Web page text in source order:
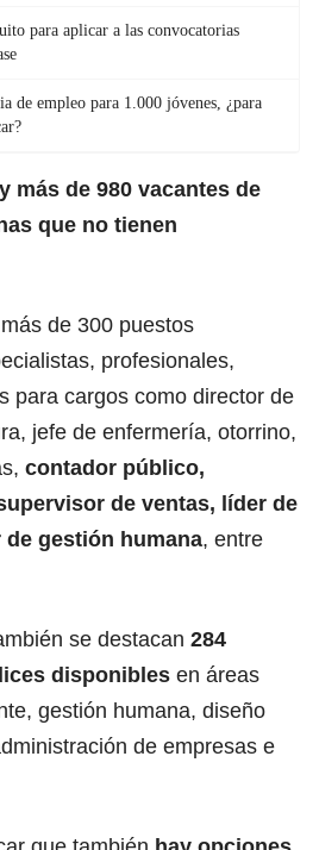
para aplicar a las convocatorias
de empleo para 1.000 jóvenes, ¿para
más de 980 vacantes de
que no tienen
de 300 puestos
profesionales,
para cargos como director de
jefe de enfermería, otorrino,
contador público,
de ventas, líder de
gestión humana, entre
se destacan 284
disponibles en áreas
gestión humana, diseño
de empresas e